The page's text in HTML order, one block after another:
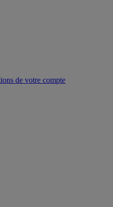
de votre compte